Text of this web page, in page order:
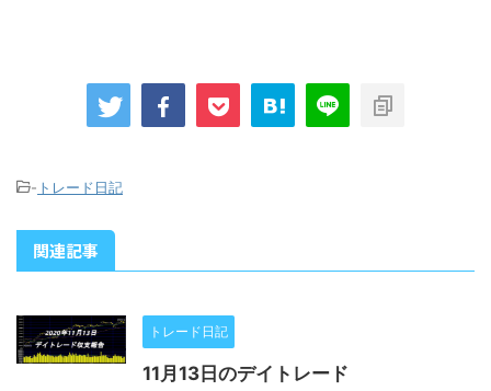
- トレード日記
関連記事
トレード日記
11月13日のデイトレード